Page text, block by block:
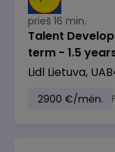
prieš 16 min.
Talent
term - 1.5
Lidl Lietuva, UAB
2900 €/mėn.